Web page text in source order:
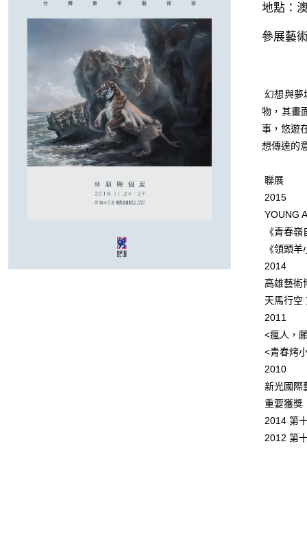
地點：
參展藝
幻想與夢
物，其畫
事，悠遊
想傳達的
聯展
2015
YOUNG
《青春
《領頭
2014
高雄藝術
天馬行空
2011
<瘋人，
<青春烤
2010
新光國際
重要獲獎
2014 第
2012 第